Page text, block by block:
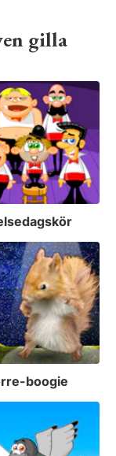
gilla
boogie